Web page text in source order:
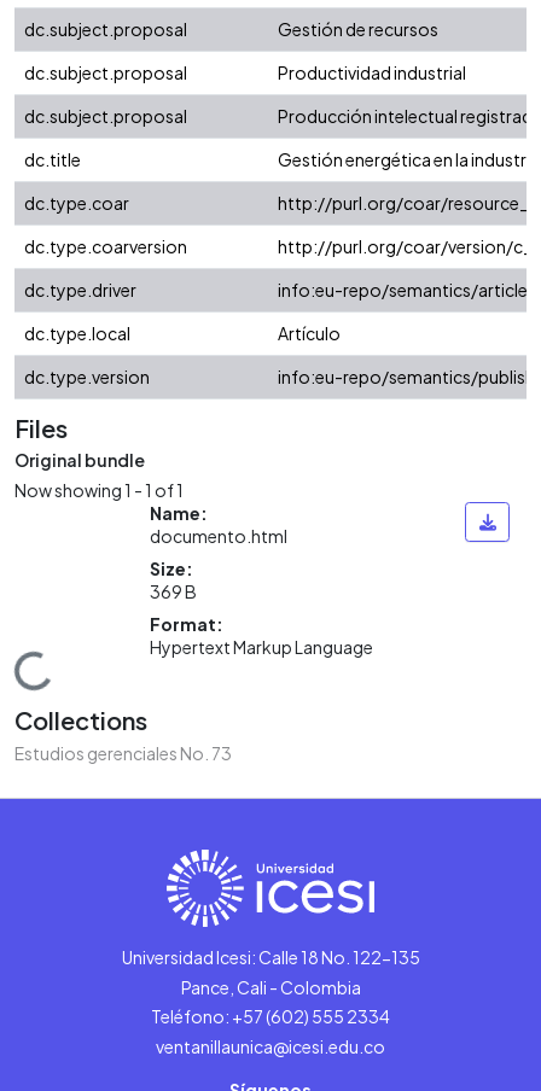
dc.subject.proposal
Gestión de recursos
dc.subject.proposal
Productividad industrial
dc.subject.proposal
Producción intelectual
dc.title
Gestión energética en la industria
dc.type.coar
http://purl.org/coar/
dc.type.coarversion
http://purl.org/coar/version/
dc.type.driver
info:eu-repo/semantics/article
dc.type.local
Artículo
dc.type.version
info:eu-repo/semantics/
Files
Original bundle
Now showing1 - 1 of 1
Loading...
Name:
documento.html
Size:
369 B
Format:
Hypertext Markup Language
Collections
Estudios gerenciales No. 73
Universidad Icesi: Calle 18 No. 122-135
Pance, Cali - Colombia
Teléfono: +57 (602) 555 2334
ventanillaunica@icesi.edu.co